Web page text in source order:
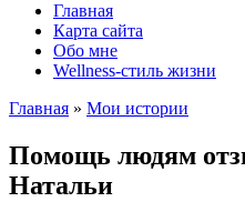
Главная
Карта сайта
Обо мне
Wellness-стиль жизни
Главная » Мои истории
Помощь людям
Натальи